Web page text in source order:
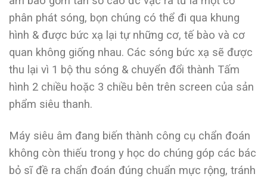
phân phát sóng, bọn chúng có thể đi qua khung
hình & được bức xạ lại tự những cơ, tế bào và cơ
quan không giống nhau. Các sóng bức xạ sẽ được
thu lại vì 1 bộ thu sóng & chuyển đổi thành Tấm
hình 2 chiều hoặc 3 chiều bên trên screen của sản
phẩm siêu thanh.
Máy siêu âm đang biến thành công cụ chẩn đoán
không còn thiếu trong y học do chúng góp các bác
bỏ sĩ đề ra chẩn đoán đúng chuẩn mực rộng, tránh